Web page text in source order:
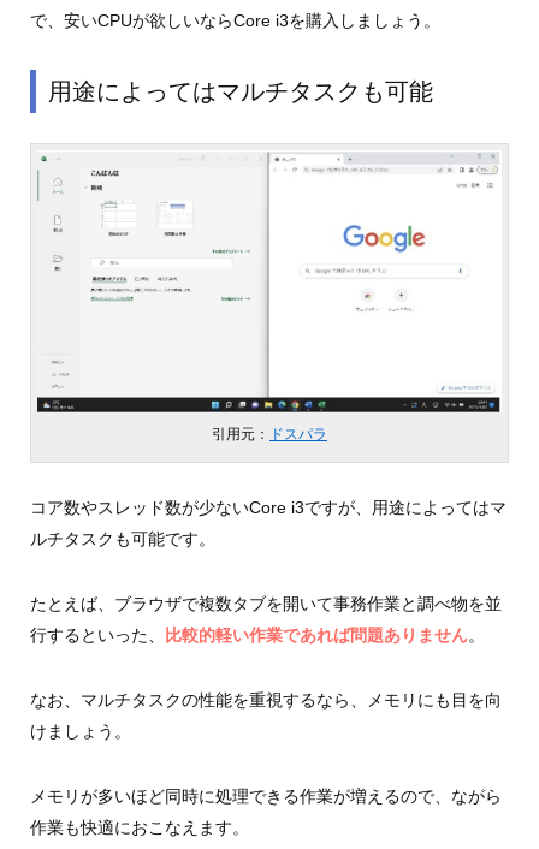
で、安いCPUが欲しいならCore i3を購入しましょう。
用途によってはマルチタスクも可能
引用元： ドスパラ
コア数やスレッド数が少ないCore i3ですが、用途によってはマ
ルチタスクも可能です。
たとえば、ブラウザで複数タブを開いて事務作業と調べ物を並
行するといった、
比較的軽い作業であれば問題ありません。
なお、マルチタスクの性能を重視するなら、メモリにも目を向
けましょう。
メモリが多いほど同時に処理できる作業が増えるので、ながら
作業も快適におこなえます。